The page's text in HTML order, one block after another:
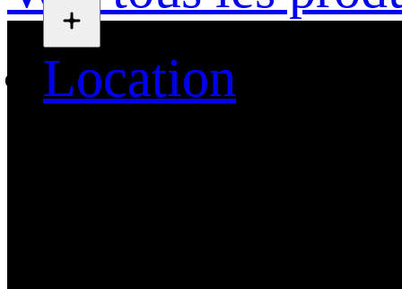
Location
Location